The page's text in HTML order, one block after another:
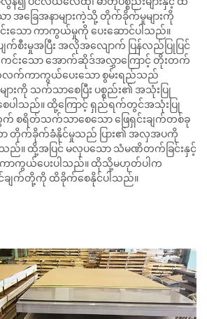
ာ အခြေအနာများကဲ့သို့ တိုက်ခိုက်မှုများကို
းသော ကာကွယ်မှုကို ပေးဆောင်ပါသည်။
ျက်စီးမှုအပြီး အလိုအလျောက် ပြန်လည်ပြုပြင်
ကင်းသော အောက်ဆိုဒ်အလွှာကြောင့် တိုးတက်
က်ကာကွယ်ပေးသော စွမ်းရည်သည်
ားကို သက်သာစေပြီး ပစ္စည်း၏ အသုံးပြု
ပါသည်။ ထို့ကြောင့် ရှည်ရက်တွင်အသုံးပြု
က် စရိတ်သက်သာစေသော ဖြေရှင်းချက်တစ်ခု
ော တိုက်ခိုက်ခံနိုင်မှုသည် ပြား၏ အလှအပကို
သည်။ ထို့အပြင် မလှပသော သံမဏိတက်ခြင်းနှင့်
ကာကွယ်ပေးပါသည်။ ထိုသို့မဟုတ်ပါက
ချက်တို့ကို ထိခိုက်စေနိုင်ပါသည်။